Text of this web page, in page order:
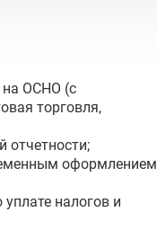
на ОСНО (с
торговля,
отчетности;
оформлением
налогов и